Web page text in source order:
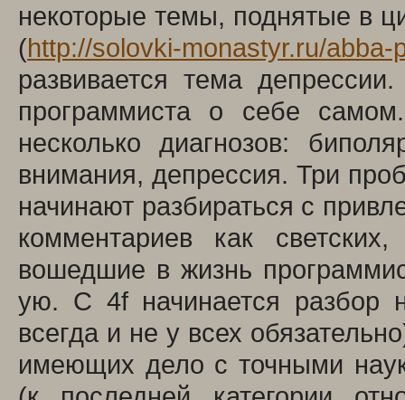
некоторые темы, поднятые в
(http://solovki-monastyr.ru/
развивается тема
программиста о себе
несколько диагнозов:
внимания, депрессия. Три
начинают разбираться с
комментариев как
вошедшие в жизнь
ую. С 4f начинается разбор
всегда и не у всех
имеющих дело с точными